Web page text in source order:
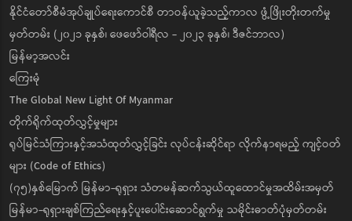
နိုင်ငံတော်စီမံအုပ်ချုပ်ရေးကောင်စီ တာဝန်ယူခဲ့သည့်ကာလ ဖွံ့ဖြိုးတိုးတက်မှု
မှတ်တမ်း (၂၀၂၁ ခုနှစ်၊ ဖေဖော်ဝါရီလ - ၂၀၂၃ ခုနှစ်၊ ဒီဇင်ဘာလ)
မြန်မာ့အလင်း
ကြေးမုံ
The Global New Light Of Myanmar
တိုက်ရိုက်ထုတ်လွှင့်မှုများ
ရုပ်မြင်သံကြားနှင့်အသံထုတ်လွှင့်ခြင်း လုပ်ငန်းဆိုင်ရာ လိုက်နာရမည့် ကျင့်ဝတ်
များ (Code of Ethics)
(၇၅)နှစ်မြောက် မြန်မာ-ရုရှား သံတမန်ဆက်သွယ်ထူထောင်မှုအထိမ်းအမှတ်
မြန်မာ-ရုရှားချစ်ကြည်ရေးနှင့်ပူးပေါင်းဆောင်ရွက်မှု သမိုင်းဓာတ်ပုံမှတ်တမ်း